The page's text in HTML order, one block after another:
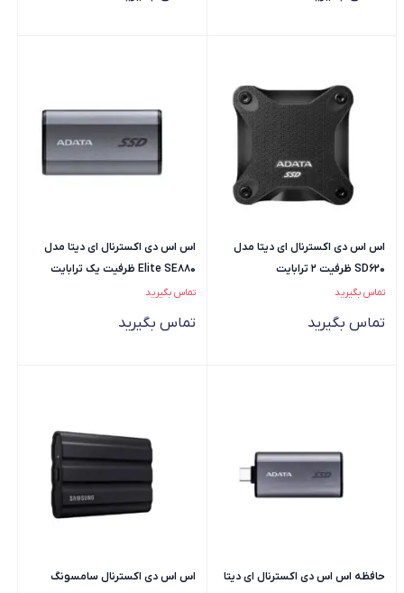
اس اس دی اکسترنال ای دیتا مدل
SD620 ظرفیت 2 ترابایت
تماس بگیرید
تماس بگیرید
اس اس دی اکسترنال ای دیتا مدل
Elite SE880 ظرفیت یک ترابایت
تماس بگیرید
تماس بگیرید
حافظه اس اس دی اکسترنال ای دیتا
اس اس دی اکسترنال سامسونگ